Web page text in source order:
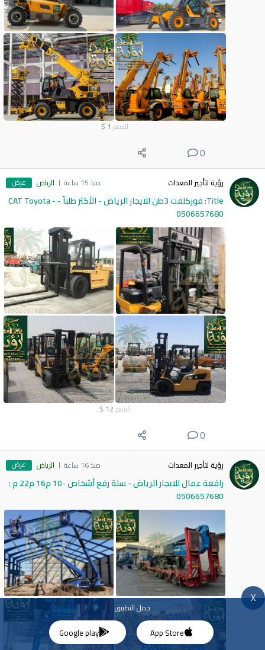
السعر 1
$
0
رؤية لتأجير المعدات منذ 15 ساعة الرياض عرض
Title: فوركلفت 3طن للايجار الرياض - الأكثر طلباً - CAT Toyota -
0506657680
السعر 12
$
0
رؤية لتأجير المعدات منذ 16 ساعة الرياض عرض
رافعة عمال للايجار الرياض - سلة رفع أشخاص -10 م16 م22 م :
0506657680
X
حمل التطبيق
App Store
Google play